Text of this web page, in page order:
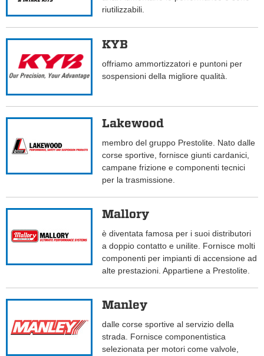
riutilizzabili.
KYB
offriamo ammortizzatori e puntoni per
sospensioni della migliore qualità.
Lakewood
membro del gruppo Prestolite. Nato dalle
corse sportive, fornisce giunti cardanici,
campane frizione e componenti tecnici
per la trasmissione.
Mallory
è diventata famosa per i suoi distributori
a doppio contatto e unilite. Fornisce molti
componenti per impianti di accensione ad
alte prestazioni. Appartiene a Prestolite.
Manley
dalle corse sportive al servizio della
strada. Fornisce componentistica
selezionata per motori come valvole,